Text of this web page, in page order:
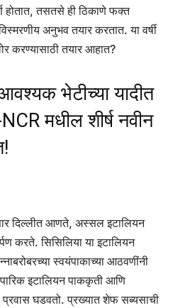
होतात, तसतसे ही ठिकाणे फक्त
अनुभव तयार करतात. या वर्षी
करण्यासाठी तयार आहात?
भेटीच्या यादीत
मधील शीर्ष नवीन
दिल्लीत आणते, अस्सल इटालियन
करते. सिसिलिया या इटालियन
स्वयंपाकाच्या आठवणींनी
इटालियन पाककृती आणि
प्रवास घडवतो. प्रख्यात शेफ सब्यसाची